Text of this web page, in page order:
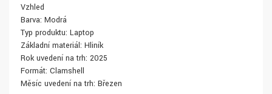
Vzhled
Barva: Modrá
Typ produktu: Laptop
Základní materiál: Hliník
Rok uvedení na trh: 2025
Formát: Clamshell
Měsíc uvedení na trh: Březen